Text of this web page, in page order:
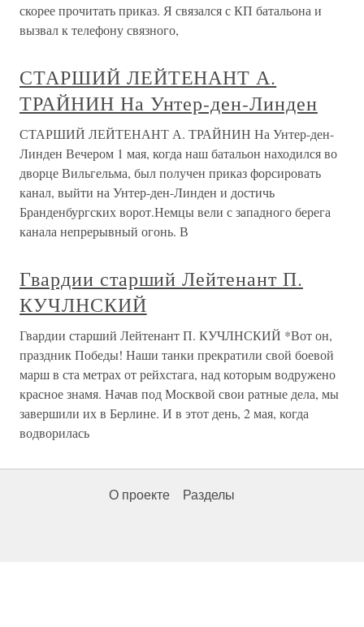
скорее прочитать приказ. Я связался с КП батальона и
вызвал к телефону связного,
СТАРШИЙ ЛЕЙТЕНАНТ А.
ТРАЙНИН На Унтер-ден-Линден
СТАРШИЙ ЛЕЙТЕНАНТ А. ТРАЙНИН На Унтер-ден-
Линден Вечером 1 мая, когда наш батальон находился во
дворце Вильгельма, был получен приказ форсировать
канал, выйти на Унтер-ден-Линден и достичь
Бранденбургских ворот.Немцы вели с западного берега
канала непрерывный огонь. В
Гвардии старший Лейтенант П.
КУЧЛНСКИЙ
Гвардии старший Лейтенант П. КУЧЛНСКИЙ *Вот он,
праздник Победы! Наши танки прекратили свой боевой
марш в ста метрах от рейхстага, над которым водружено
красное знамя. Начав под Москвой свои ратные дела, мы
завершили их в Берлине. И в этот день, 2 мая, когда
водворилась
О проекте Разделы